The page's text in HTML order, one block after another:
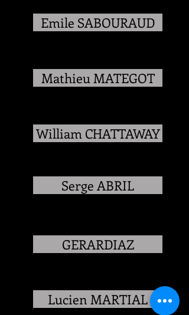
Emile SABOURAUD
Mathieu MATEGOT
William CHATTAWAY
Serge ABRIL
GERARDIAZ
Lucien MARTIAL